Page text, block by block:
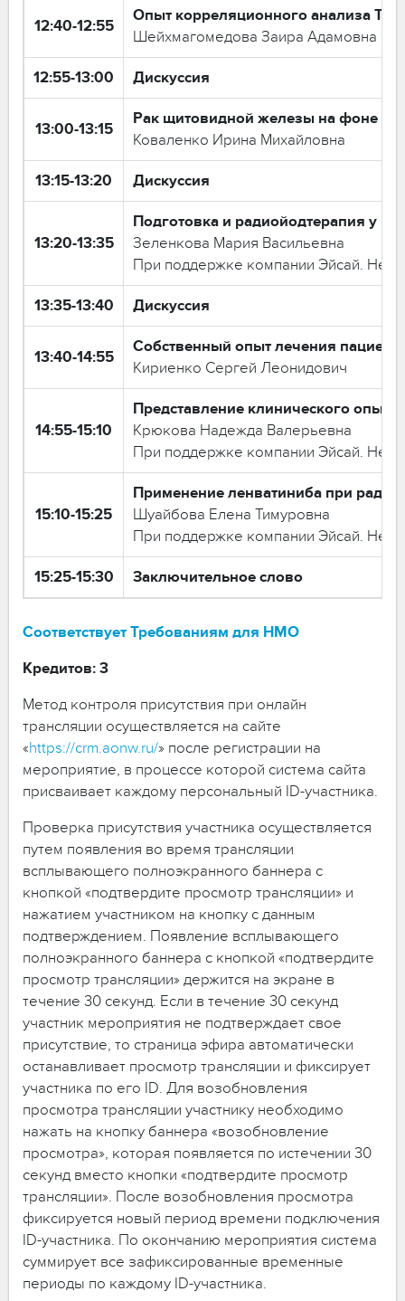
12:40-12:55
Опыт корреляционного анализа
Шейхмагомедова Заира Адамовна
12:55-13:00 Дискуссия
13:00-13:15
Рак щитовидной железы на фоне
Коваленко Ирина Михайловна
13:15-13:20 Дискуссия
13:20-13:35
Подготовка и радиойодтерапия у
Зеленкова Мария Васильевна
При поддержке компании Эйсай. Не
13:35-13:40 Дискуссия
13:40-14:55
Собственный опыт лечения
Кириенко Сергей Леонидович
14:55-15:10
Представление клинического
Крюкова Надежда Валерьевна
При поддержке компании Эйсай. Не
15:10-15:25
Применение ленватиниба при
Шуайбова Елена Тимуровна
При поддержке компании Эйсай. Не
15:25-15:30 Заключительное слово
Соответствует Требованиям для НМО
Кредитов: 3
Метод контроля присутствия при онлайн
трансляции осуществляется на сайте
«https://crm.aonw.ru/» после регистрации на
мероприятие, в процессе которой система сайта
присваивает каждому персональный ID-участника.
Проверка присутствия участника осуществляется
путем появления во время трансляции
всплывающего полноэкранного баннера с
кнопкой «подтвердите просмотр трансляции» и
нажатием участником на кнопку с данным
подтверждением. Появление всплывающего
полноэкранного баннера с кнопкой «подтвердите
просмотр трансляции» держится на экране в
течение 30 секунд. Если в течение 30 секунд
участник мероприятия не подтверждает свое
присутствие, то страница эфира автоматически
останавливает просмотр трансляции и фиксирует
участника по его ID. Для возобновления
просмотра трансляции участнику необходимо
нажать на кнопку баннера «возобновление
просмотра», которая появляется по истечении 30
секунд вместо кнопки «подтвердите просмотр
трансляции». После возобновления просмотра
фиксируется новый период времени подключения
ID-участника. По окончанию мероприятия система
суммирует все зафиксированные временные
периоды по каждому ID-участника.